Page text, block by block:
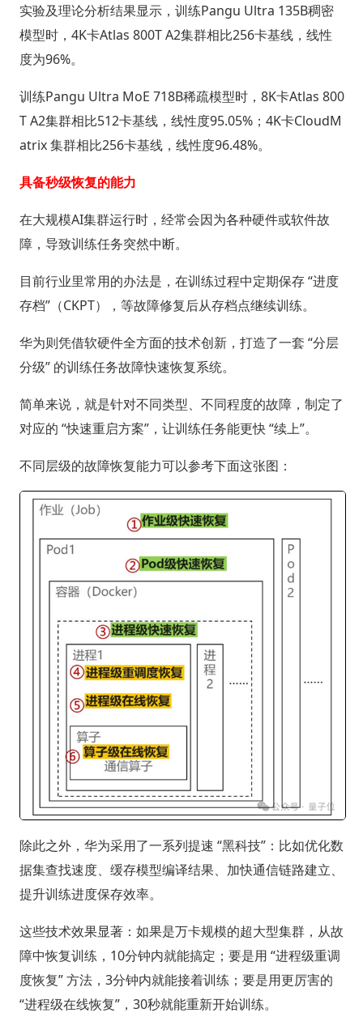
实验及理论分析结果显示，训练Pangu Ultra 135B稠密
模型时，4K卡Atlas 800T A2集群相比256卡基线，线性
度为96%。
训练Pangu Ultra MoE 718B稀疏模型时，8K卡Atlas 800
T A2集群相比512卡基线，线性度95.05%；4K卡CloudM
atrix 集群相比256卡基线，线性度96.48%。
具备秒级恢复的能力
在大规模AI集群运行时，经常会因为各种硬件或软件故
障，导致训练任务突然中断。
目前行业里常用的办法是，在训练过程中定期保存 “进度
存档”（CKPT），等故障修复后从存档点继续训练。
华为则凭借软硬件全方面的技术创新，打造了一套 “分层
分级” 的训练任务故障快速恢复系统。
简单来说，就是针对不同类型、不同程度的故障，制定了
对应的 “快速重启方案”，让训练任务能更快 “续上”。
不同层级的故障恢复能力可以参考下面这张图：
除此之外，华为采用了一系列提速 “黑科技”：比如优化数
据集查找速度、缓存模型编译结果、加快通信链路建立、
提升训练进度保存效率。
这些技术效果显著：如果是万卡规模的超大型集群，从故
障中恢复训练，10分钟内就能搞定；要是用 “进程级重调
度恢复” 方法，3分钟内就能接着训练；要是用更厉害的
“进程级在线恢复”，30秒就能重新开始训练。